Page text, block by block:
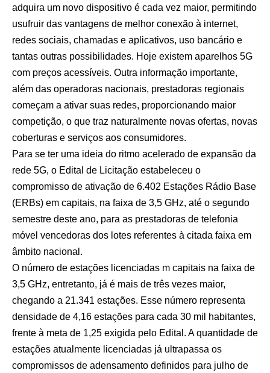
adquira um novo dispositivo é cada vez maior, permitindo
usufruir das vantagens de melhor conexão à internet,
redes sociais, chamadas e aplicativos, uso bancário e
tantas outras possibilidades. Hoje existem aparelhos 5G
com preços acessíveis. Outra informação importante,
além das operadoras nacionais, prestadoras regionais
começam a ativar suas redes, proporcionando maior
competição, o que traz naturalmente novas ofertas, novas
coberturas e serviços aos consumidores.
Para se ter uma ideia do ritmo acelerado de expansão da
rede 5G, o Edital de Licitação estabeleceu o
compromisso de ativação de 6.402 Estações Rádio Base
(ERBs) em capitais, na faixa de 3,5 GHz, até o segundo
semestre deste ano, para as prestadoras de telefonia
móvel vencedoras dos lotes referentes à citada faixa em
âmbito nacional.
O número de estações licenciadas m capitais na faixa de
3,5 GHz, entretanto, já é mais de três vezes maior,
chegando a 21.341 estações. Esse número representa
densidade de 4,16 estações para cada 30 mil habitantes,
frente à meta de 1,25 exigida pelo Edital. A quantidade de
estações atualmente licenciadas já ultrapassa os
compromissos de adensamento definidos para julho de